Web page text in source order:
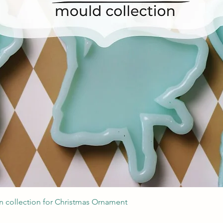
Podgląd
collection for Christmas Ornament